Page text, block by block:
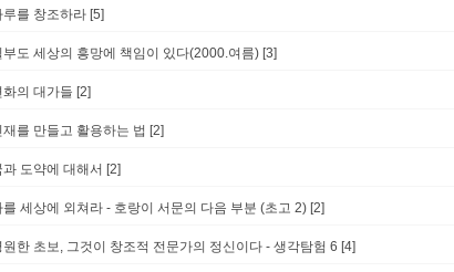
루를 창조하라 [5]
부도 세상의 흥망에 책임이 있다(2000.여름) [3]
화의 대가들 [2]
재를 만들고 활용하는 법 [2]
과 도약에 대해서 [2]
를 세상에 외쳐라 - 호랑이 서문의 다음 부분 (초고 2) [2]
원한 초보, 그것이 창조적 전문가의 정신이다 - 생각탐험 6 [4]